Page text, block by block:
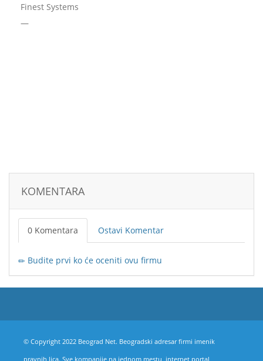
Finest Systems
—
KOMENTARA
0 Komentara Ostavi Komentar
Budite prvi ko će oceniti ovu firmu
© Copyright 2022 Beograd Net. Beogradski adresar firmi imenik
pravnih lica. Sve kompanije na jednom mestu, internet portal